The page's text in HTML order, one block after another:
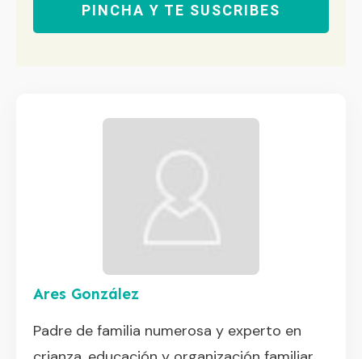
Padre de familia numerosa y experto en
crianza, educación y organización familiar.
Es autor de Educar sin GPS, una visión
global de la crianza para que disfrutes por
el camino de la editorial Planeta.